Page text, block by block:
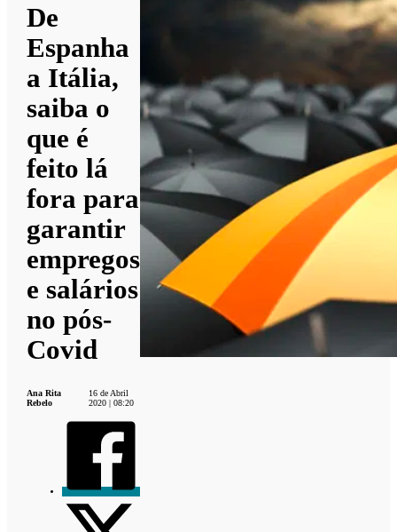
De
Espanha
a Itália,
saiba o
que é
feito lá
fora para
garantir
empregos
e salários
no pós-
Covid
Ana Rita
Rebelo
16 de Abril
2020 | 08:20